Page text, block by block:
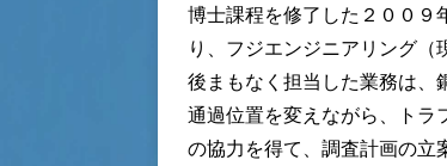
博士課程を修了した２００９
り、フジエンジニアリング
後まもなく担当した業務は、
通過位置を変えながら、トラ
の協力を得て、調査計画の立